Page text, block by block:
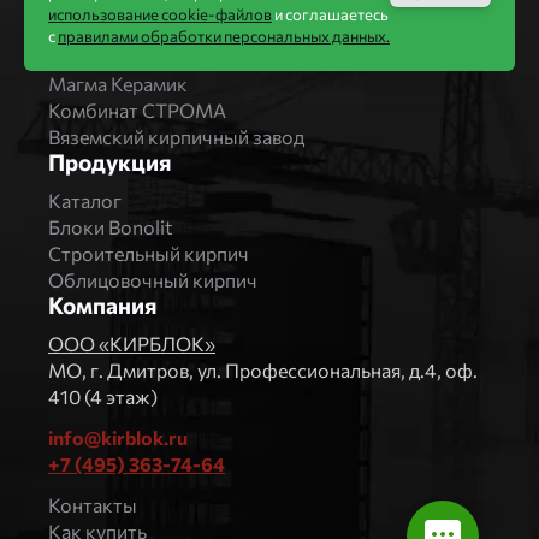
Завод Мстера
Магма Керамик
Комбинат СТРОМА
Вяземский кирпичный завод
Продукция
Каталог
Блоки Bonolit
Строительный кирпич
Облицовочный кирпич
Компания
ООО «КИРБЛОК»
МO, г. Дмитров, ул. Профессиональная, д.4, оф.
410 (4 этаж)
info@kirblok.ru
+7 (495) 363-74-64
Контакты
Как купить
использование cookie-файлови соглашаетесь
справилами обработки персональных данных.